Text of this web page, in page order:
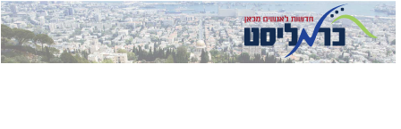
לחץ
כאן
לחץ
כדי